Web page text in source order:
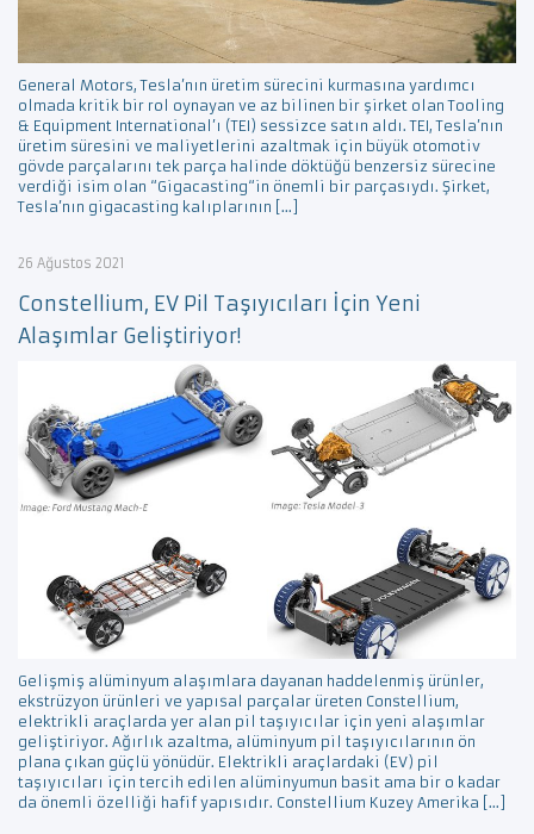
General Motors, Tesla’nın üretim sürecini kurmasına yardımcı
olmada kritik bir rol oynayan ve az bilinen bir şirket olan Tooling
& Equipment International’ı (TEI) sessizce satın aldı. TEI, Tesla’nın
üretim süresini ve maliyetlerini azaltmak için büyük otomotiv
gövde parçalarını tek parça halinde döktüğü benzersiz sürecine
verdiği isim olan “Gigacasting“in önemli bir parçasıydı. Şirket,
Tesla’nın gigacasting kalıplarının […]
26 Ağustos 2021
Constellium, EV Pil Taşıyıcıları İçin Yeni
Alaşımlar Geliştiriyor!
Gelişmiş alüminyum alaşımlara dayanan haddelenmiş ürünler,
ekstrüzyon ürünleri ve yapısal parçalar üreten Constellium,
elektrikli araçlarda yer alan pil taşıyıcılar için yeni alaşımlar
geliştiriyor. Ağırlık azaltma, alüminyum pil taşıyıcılarının ön
plana çıkan güçlü yönüdür. Elektrikli araçlardaki (EV) pil
taşıyıcıları için tercih edilen alüminyumun basit ama bir o kadar
da önemli özelliği hafif yapısıdır. Constellium Kuzey Amerika […]